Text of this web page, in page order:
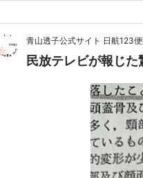
青山透子公式サイト 日航123
民放テレビが報じ